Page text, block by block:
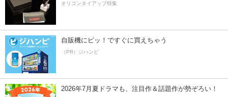
オリコンタイアップ特集
自販機にピッ！ですぐに買えちゃう
（PR）ジハンピ
2026年7月夏ドラマも、注目作＆話題作が勢ぞろい！